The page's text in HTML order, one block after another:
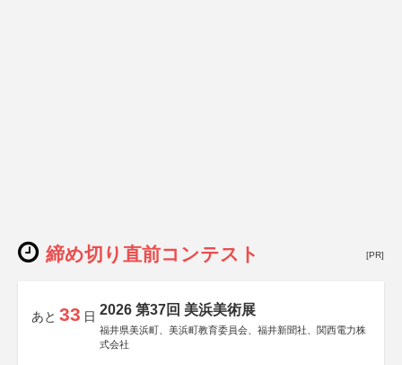
締め切り直前コンテスト [PR]
あと 33 日 2026 第37回 美浜美術展
福井県美浜町、美浜町教育委員会、福井新聞社、関西電力株
式会社